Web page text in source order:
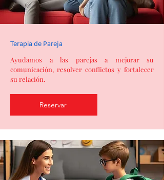
Terapia de Pareja
Ayudamos a las parejas a mejorar su
comunicación, resolver conflictos y fortalecer
su relación.
Reservar